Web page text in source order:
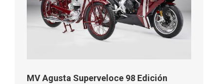
MV Agusta Superveloce 98 Edición